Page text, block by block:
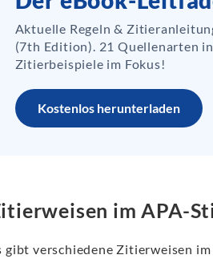
Aktuelle Regeln &
(7th Edition). 21 Quellenarten
Zitierbeispiele im Fokus!
Kostenlos herunterladen
im APA-
gibt verschiedene Zitierweisen